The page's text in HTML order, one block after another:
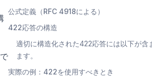
公式定義（RFC 4918による）
422応答の構造
適切に構造化された422応答には以下が含
ます。
実際の例：422を使用すべきとき